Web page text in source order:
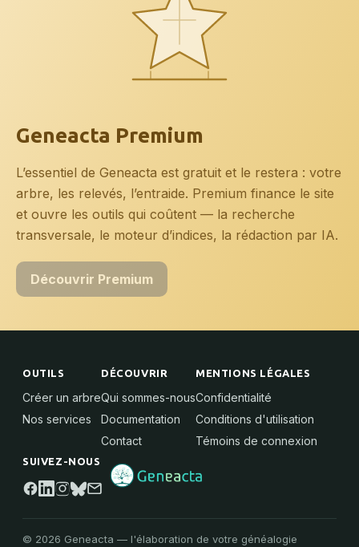
Geneacta Premium
L’essentiel de Geneacta est gratuit et le restera : votre
arbre, les relevés, l’entraide. Premium finance le site
et ouvre les outils qui coûtent — la recherche
transversale, le moteur d’indices, la rédaction par IA.
Découvrir Premium
OUTILS
Créer un arbre
Nos services
DÉCOUVRIR
Qui sommes-nous
Documentation
Contact
MENTIONS LÉGALES
Confidentialité
Conditions d'utilisation
Témoins de connexion
SUIVEZ-NOUS
© 2026 Geneacta — l'élaboration de votre généalogie